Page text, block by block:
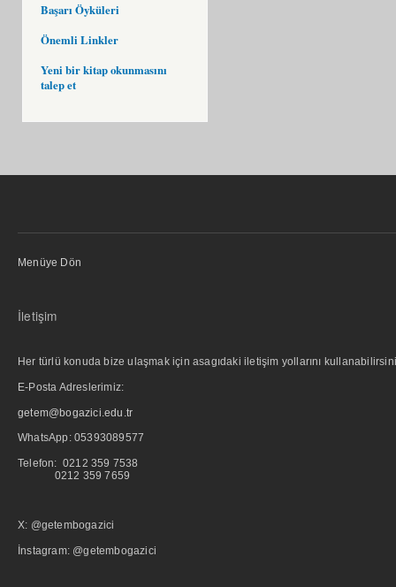
Başarı Öyküleri
Önemli Linkler
Yeni bir kitap okunmasını
talep et
Menüye Dön
İletişim
Her türlü konuda bize ulaşmak için asagıdaki iletişim yollarını
E-Posta Adreslerimiz:
getem@bogazici.edu.tr
WhatsApp: 05393089577
Telefon: 0212 359 7538
0212 359 7659
X: @getembogazici
İnstagram: @getembogazici